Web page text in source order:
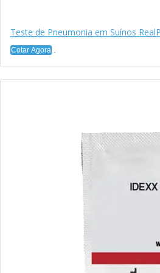
Teste de Pneumonia em Suínos
Cotar Agora